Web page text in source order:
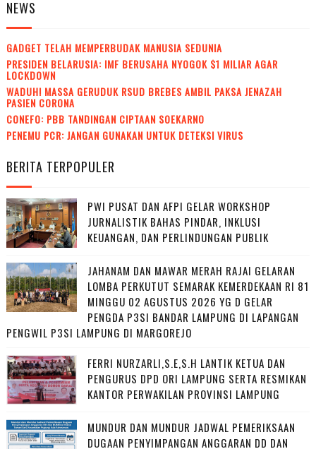
NEWS
GADGET TELAH MEMPERBUDAK MANUSIA SEDUNIA
PRESIDEN BELARUSIA: IMF BERUSAHA NYOGOK $1 MILIAR AGAR
LOCKDOWN
WADUH! MASSA GERUDUK RSUD BREBES AMBIL PAKSA JENAZAH
PASIEN CORONA
CONEFO: PBB TANDINGAN CIPTAAN SOEKARNO
PENEMU PCR: JANGAN GUNAKAN UNTUK DETEKSI VIRUS
BERITA TERPOPULER
PWI PUSAT DAN AFPI GELAR WORKSHOP
JURNALISTIK BAHAS PINDAR, INKLUSI
KEUANGAN, DAN PERLINDUNGAN PUBLIK
JAHANAM DAN MAWAR MERAH RAJAI GELARAN
LOMBA PERKUTUT SEMARAK KEMERDEKAAN RI 81
MINGGU 02 AGUSTUS 2026 YG D GELAR
PENGDA P3SI BANDAR LAMPUNG DI LAPANGAN
PENGWIL P3SI LAMPUNG DI MARGOREJO
FERRI NURZARLI,S.E,S.H LANTIK KETUA DAN
PENGURUS DPD ORI LAMPUNG SERTA RESMIKAN
KANTOR PERWAKILAN PROVINSI LAMPUNG
MUNDUR DAN MUNDUR JADWAL PEMERIKSAAN
DUGAAN PENYIMPANGAN ANGGARAN DD DAN